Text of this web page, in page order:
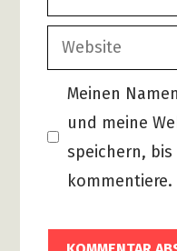
Mail
Website
Meinen
und meine
speichern,
kommentiere.